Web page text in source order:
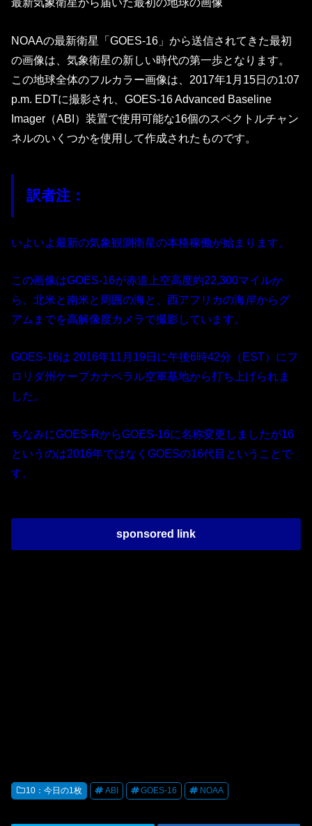
NOAAの最新衛星「GOES-16」から送信されてきた最初
の画像は、気象衛星の新しい時代の第一歩となります。
この地球全体のフルカラー画像は、2017年1月15日の1:07
p.m. EDTに撮影され、GOES-16 Advanced Baseline
Imager（ABI）装置で使用可能な16個のスペクトルチャン
ネルのいくつかを使用して作成されたものです。
訳者注：
いよいよ最新の気象観測衛星の本格稼働が始まります。
この画像はGOES-16が赤道上空高度約22,300マイルか
ら、北米と南米と周囲の海と、西アフリカの海岸からグ
アムまでを高解像度カメラで撮影しています。
GOES-16は 2016年11月19日に午後6時42分（EST）にフ
ロリダ州ケープカナベラル空軍基地から打ち上げられま
した。
ちなみにGOES-RからGOES-16に名称変更しましたが16
というのは2016年ではなくGOESの16代目ということで
す。
sponsored link
10：今日の1枚 ABI GOES-16 NOAA